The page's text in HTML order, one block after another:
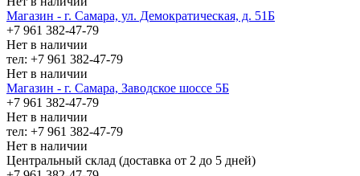
Магазин - г. Самара, ул. Демократическая, д. 51Б
+7 961 382-47-79
Нет в наличии
тел: +7 961 382-47-79
Нет в наличии
Магазин - г. Самара, Заводское шоссе 5Б
+7 961 382-47-79
Нет в наличии
тел: +7 961 382-47-79
Нет в наличии
Центральный склад (доставка от 2 до 5 дней)